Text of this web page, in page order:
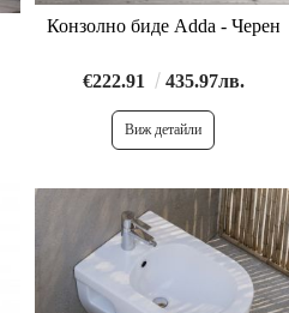
Конзолно биде Adda - Черен
€222.91 435.97лв.
Виж детайли